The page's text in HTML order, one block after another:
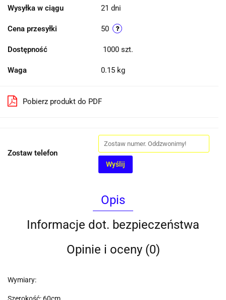
Wysyłka w ciągu 21 dni
Cena przesyłki 50
Dostępność 1000 szt.
Waga 0.15 kg
Pobierz produkt do PDF
Zostaw telefon
Wyślij
Opis
Informacje dot. bezpieczeństwa
Opinie i oceny (0)
Wymiary:
Szerokość: 60cm